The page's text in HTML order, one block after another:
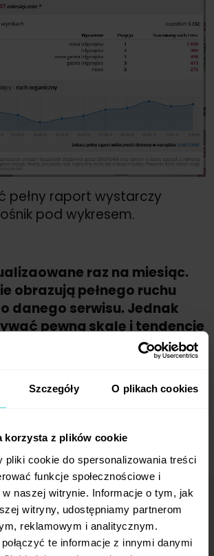
Szczegóły O plikach cookies
korzysta z plików cookie
pliki cookie do spersonalizowania treści
funkcje społecznościowe i
naszej witrynie. Informacje o tym, jak
witryny, udostępniamy partnerom
reklamowym i analitycznym.
te informacje z innymi danymi
pełny raport wystarczy
pod wykresem.
raz na miesiąc.
obrazują pełnego ruchu
danego serwisu. Jednak
pewną skalę i tendencje
Google.
(2)